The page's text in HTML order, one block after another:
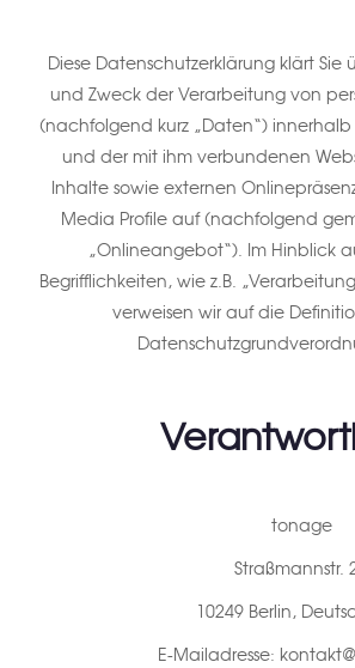
Diese Datenschutzerklärung klärt
und Zweck der Verarbeitung von
(nachfolgend kurz „Daten“)
und der mit ihm verbundenen
Inhalte sowie externen
Media Profile auf (nachfolgend
„Onlineangebot“). Im Hinblick
Begrifflichkeiten, wie z.B.
verweisen wir auf die
tonage
Straßmannstr.
10249 Berlin,
E-Mailadresse: